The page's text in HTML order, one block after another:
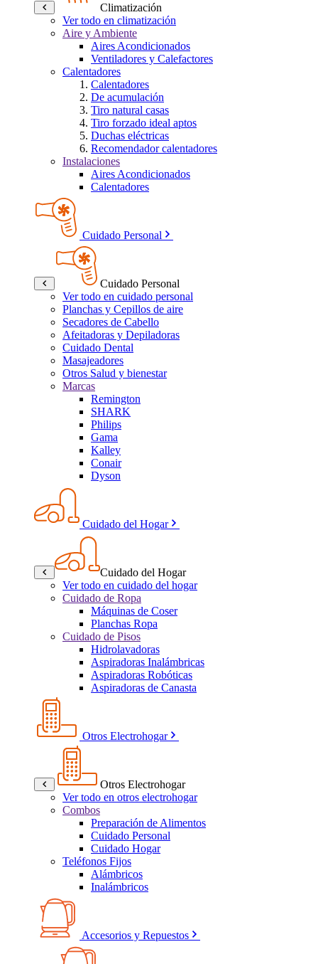
Climatización
Ver todo en climatización
Aire y Ambiente
Aires Acondicionados
Ventiladores y Calefactores
Calentadores
Calentadores
De acumulación
Tiro natural casas
Tiro forzado ideal aptos
Duchas eléctricas
Recomendador calentadores
Instalaciones
Aires Acondicionados
Calentadores
Cuidado Personal
Cuidado Personal
Ver todo en cuidado personal
Planchas y Cepillos de aire
Secadores de Cabello
Afeitadoras y Depiladoras
Cuidado Dental
Masajeadores
Otros Salud y bienestar
Marcas
Remington
SHARK
Philips
Gama
Kalley
Conair
Dyson
Cuidado del Hogar
Cuidado del Hogar
Ver todo en cuidado del hogar
Cuidado de Ropa
Máquinas de Coser
Planchas Ropa
Cuidado de Pisos
Hidrolavadoras
Aspiradoras Inalámbricas
Aspiradoras Robóticas
Aspiradoras de Canasta
Otros Electrohogar
Otros Electrohogar
Ver todo en otros electrohogar
Combos
Preparación de Alimentos
Cuidado Personal
Cuidado Hogar
Teléfonos Fijos
Alámbricos
Inalámbricos
Accesorios y Repuestos